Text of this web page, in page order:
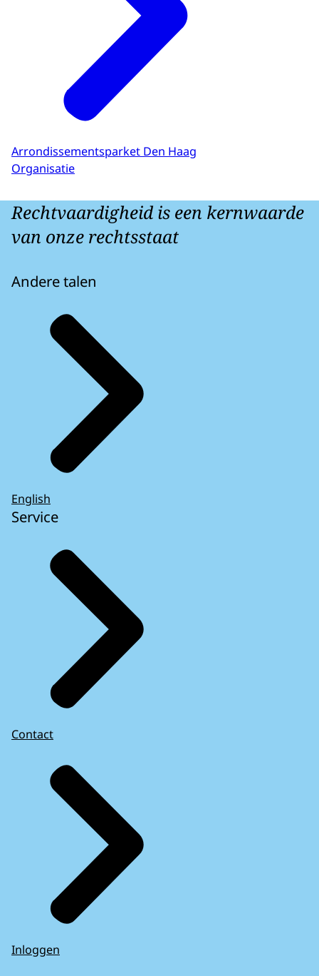
Arrondissementsparket Den Haag
Organisatie
Rechtvaardigheid is een kernwaarde
van onze rechtsstaat
Andere talen
English
Service
Contact
Inloggen